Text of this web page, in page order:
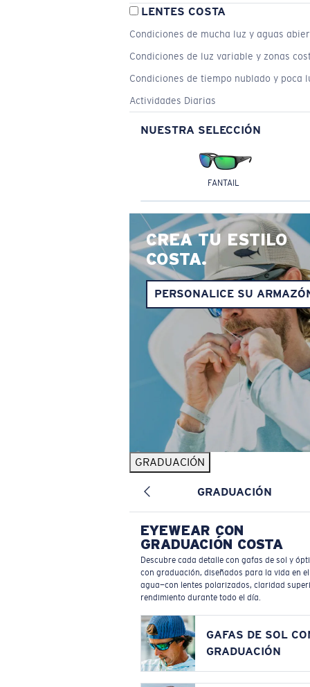
LENTES COSTA
Condiciones de mucha luz y aguas
Condiciones de luz variable y zonas
Condiciones de tiempo nublado y poca
Actividades Diarias
NUESTRA SELECCIÓN
FANTAIL
CREA TU ESTILO
COSTA.
PERSONALICE SU
GRADUACIÓN
GRADUACIÓN
EYEWEAR CON
GRADUACIÓN COSTA
Descubre cada detalle con gafas de sol y
con graduación, diseñados para la vida en el
agua—con lentes polarizados, claridad
rendimiento durante todo el día.
GAFAS DE SOL
GRADUACIÓN